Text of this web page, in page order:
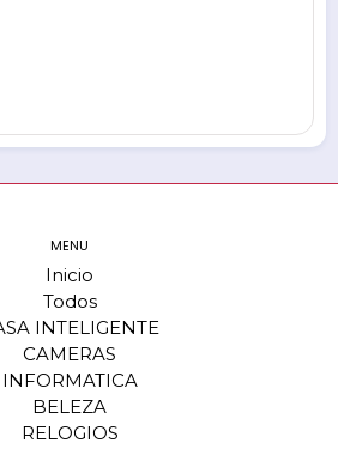
MENU
Inicio
Todos
INTELIGENTE
CAMERAS
INFORMATICA
BELEZA
RELOGIOS